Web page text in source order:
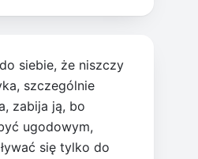
siebie, że niszczy
szczególnie
zabija ją, bo
ugodowym,
się tylko do